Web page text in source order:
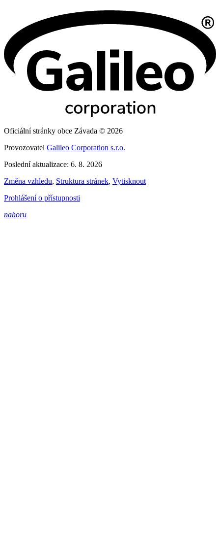
Oficiální stránky obce Závada © 2026
Provozovatel Galileo Corporation s.r.o.
Poslední aktualizace: 6. 8. 2026
Změna vzhledu, Struktura stránek, Vytisknout
Prohlášení o přístupnosti
nahoru